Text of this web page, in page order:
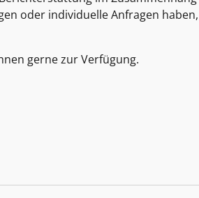
oder individuelle Anfragen haben,
gerne zur Verfügung.